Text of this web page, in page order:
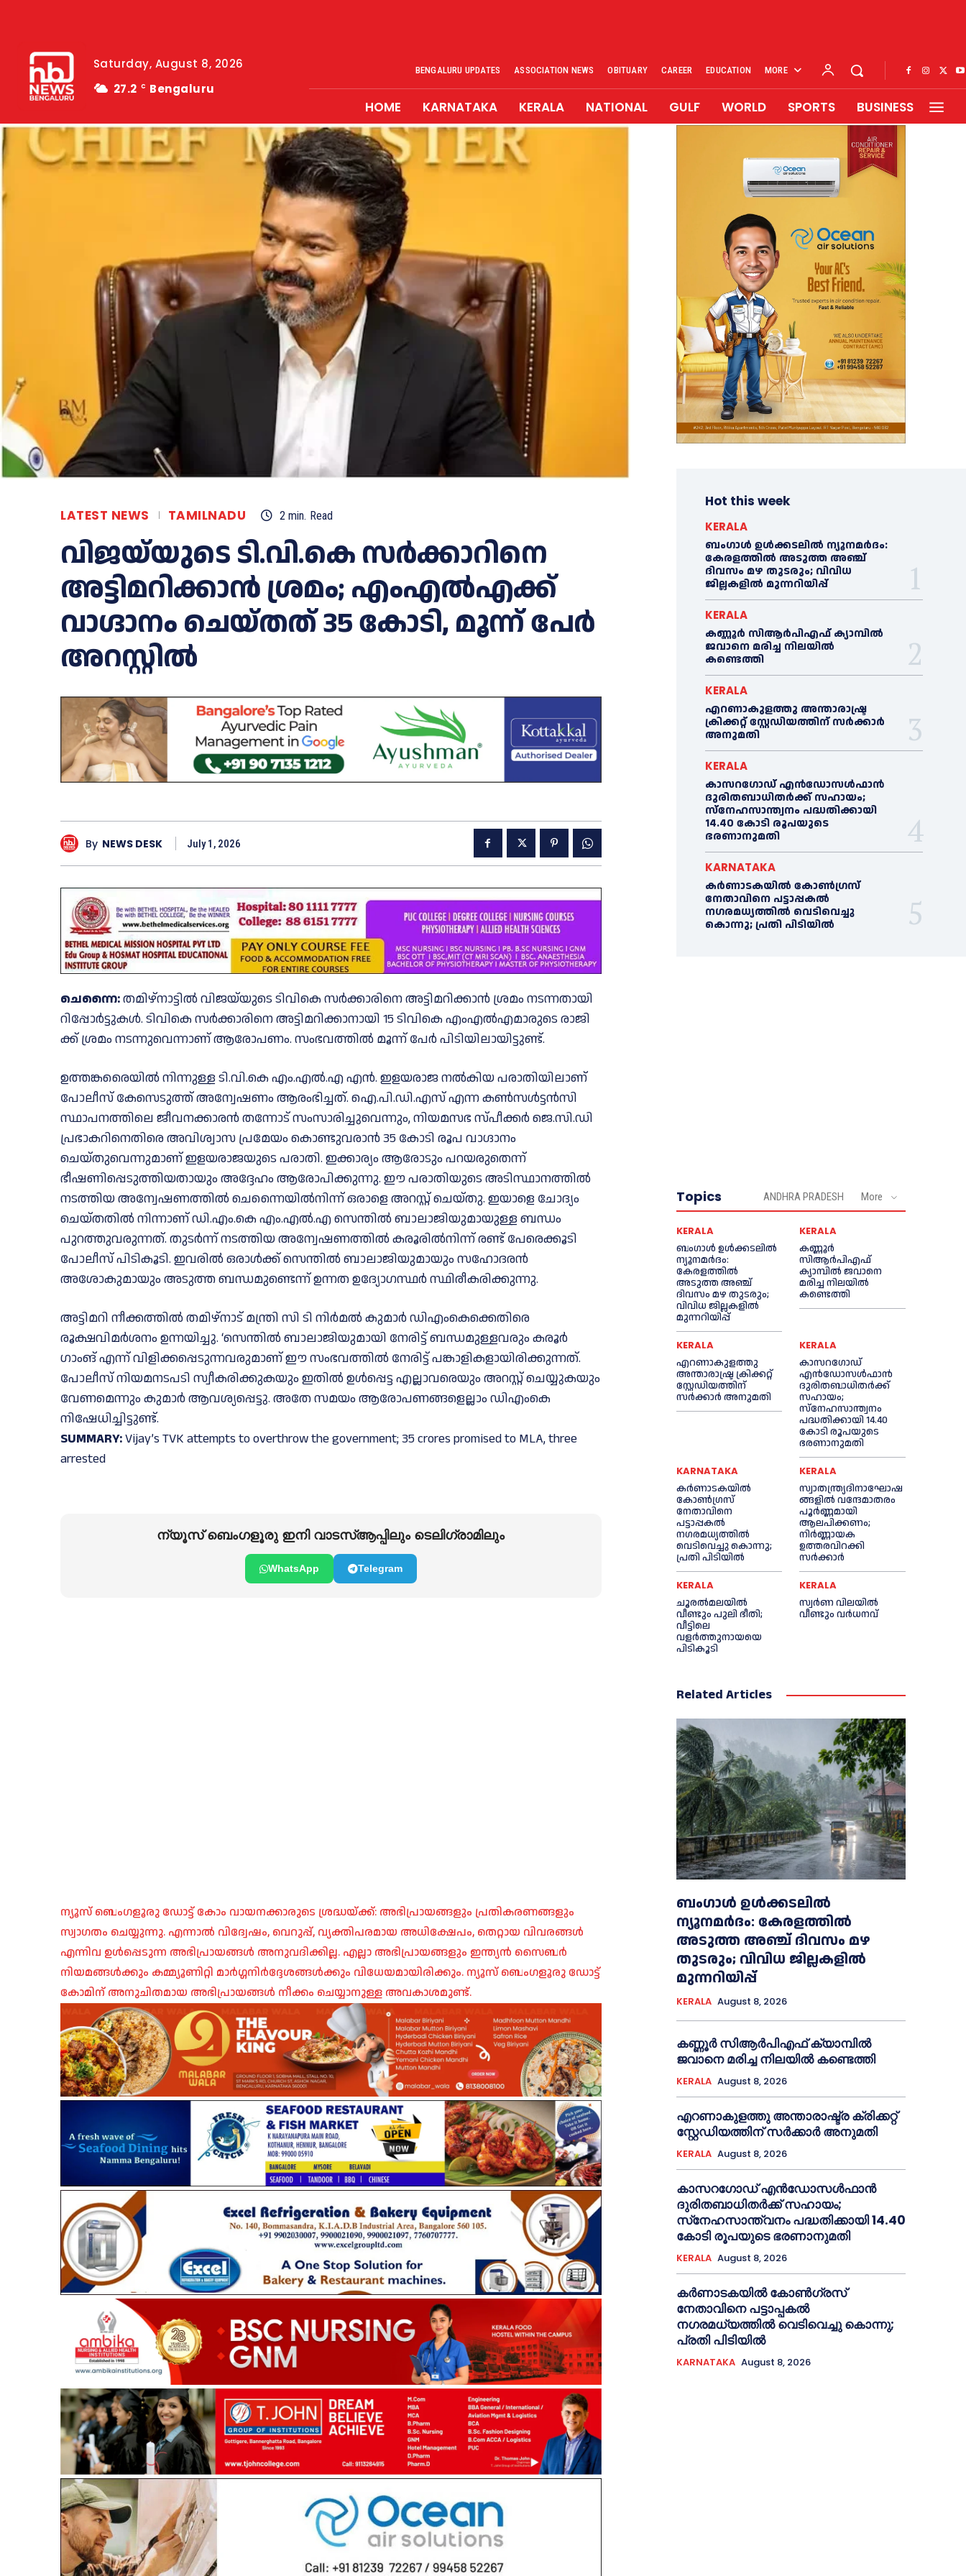
Saturday, August 8, 2026
27.2 C Bengaluru
BENGALURU UPDATES ASSOCIATION NEWS OBITUARY CAREER EDUCATION MORE
HOME KARNATAKA KERALA NATIONAL GULF WORLD SPORTS BUSINESS
LATEST NEWS TAMILNADU 2 min. Read
വിജയ്‌യുടെ ടി.വി.കെ സർക്കാറിനെ
അട്ടിമറിക്കാൻ ശ്രമം; എംഎല്‍എക്ക്
വാഗ്ദാനം ചെയ്തത് 35 കോടി, മൂന്ന് പേര്‍
അറസ്റ്റില്‍
By NEWS DESK July 1, 2026
ചെ​ന്നൈ:ത​മി​ഴ്നാ​ട്ടി​ൽ വി​ജ​യ്‌​യു​ടെ ടി​വി​കെ സ​ർ​ക്കാ​രി​നെ അ​ട്ടി​മ​റി​ക്കാ​ൻ ശ്ര​മം ന​ട​ന്ന​താ​യി
റി​പ്പോ​ർ​ട്ടു​ക​ൾ. ടി​വി​കെ സ​ർ​ക്കാ​രി​നെ അ​ട്ടി​മ​റി​ക്കാ​നാ​യി 15 ടി​വി​കെ എം​എ​ൽ​എ​മാ​രു​ടെ രാ​ജി​
ക്ക് ശ്ര​മം ന​ട​ന്നു​വെ​ന്നാ​ണ് ആ​രോ​പ​ണം. സം​ഭ​വ​ത്തി​ൽ മൂ​ന്ന് പേ​ർ പി​ടി​യി​ലാ​യി​ട്ടു​ണ്ട്.
ഉത്തങ്കരൈയിൽ നിന്നുള്ള ടി.വി.കെ എം.എൽ.എ എൻ. ഇളയരാജ നൽകിയ പരാതിയിലാണ്
പോലീസ് കേസെടുത്ത് അന്വേഷണം ആരംഭിച്ചത്. ഐ.പി.ഡി.എസ് എന്ന കൺസൾട്ടൻസി
സ്ഥാപനത്തിലെ ജീവനക്കാരൻ തന്നോട് സംസാരിച്ചുവെന്നും, നിയമസഭ സ്പീക്കർ ജെ.സി.ഡി
പ്രഭാകറിനെതിരെ അവിശ്വാസ പ്രമേയം കൊണ്ടുവരാൻ 35 കോടി രൂപ വാഗ്ദാനം
ചെയ്തുവെന്നുമാണ് ഇളയരാജയുടെ പരാതി. ഇക്കാര്യം ആരോടും പറയരുതെന്ന്
ഭീഷണിപ്പെടുത്തിയതായും അദ്ദേഹം ആരോപിക്കുന്നു. ഈ പരാതിയുടെ അടിസ്ഥാനത്തിൽ
നടത്തിയ അന്വേഷണത്തിൽ ചെന്നൈയിൽനിന്ന് ഒരാളെ അറസ്റ്റ് ചെയ്തു. ഇയാളെ ചോദ്യം
ചെയ്തതിൽ നിന്നാണ് ഡി.എം.കെ എം.എൽ.എ സെന്തിൽ ബാലാജിയുമായുള്ള ബന്ധം
പുറത്തുവരുന്നത്. തുടർന്ന് നടത്തിയ അന്വേഷണത്തിൽ കരൂരിൽനിന്ന് രണ്ട് പേരെക്കൂടി
പോലീസ് പിടികൂടി. ഇവരില്‍ ഒരാൾക്ക് സെന്തിൽ ബാലാജിയുമായും സഹോദരൻ
അശോകുമായും അടുത്ത ബന്ധമുണ്ടെന്ന് ഉന്നത ഉദ്യോഗസ്ഥർ സ്ഥിരീകരിക്കുന്നു.
അട്ടിമറി നീക്കത്തില്‍ തമിഴ്നാട് മന്ത്രി സി ടി നിര്‍മല്‍ കുമാര്‍ ഡിഎംകെക്കെതിരെ
രൂക്ഷവിമര്‍ശനം ഉന്നയിച്ചു. ‘സെന്തില്‍ ബാലാജിയുമായി നേരിട്ട് ബന്ധമുള്ളവരും കരൂര്‍
ഗാംങ് എന്ന് വിളിക്കപ്പെടുന്നവരുമാണ് ഈ സംഭവത്തില്‍ നേരിട്ട് പങ്കാളികളായിരിക്കുന്നത്.
പോലീസ് നിയമനടപടി സ്വീകരിക്കുകയും ഇതില്‍ ഉള്‍പ്പെട്ട എല്ലാവരെയും അറസ്റ്റ് ചെയ്യുകയും
വേണമെന്നും കുമാര്‍ ആവശ്യപ്പെട്ടു. അതേ സമയം ആരോപണങ്ങളെല്ലാം ഡിഎംകെ
നിഷേധിച്ചിട്ടുണ്ട്.
SUMMARY:Vijay’s TVK attempts to overthrow the government; 35 crores promised to MLA, three
arrested
ന്യൂസ് ബെംഗളൂരു ഇനി വാടസ്ആപ്പിലും ടെലിഗ്രാമിലും
WhatsApp Telegram
ന്യൂസ് ബെംഗളൂരു ഡോട്ട് കോം വായനക്കാരുടെ ശ്രദ്ധയ്ക്ക്: അഭിപ്രായങ്ങളും പ്രതികരണങ്ങളും
സ്വാഗതം ചെയ്യുന്നു. എന്നാൽ വിദ്വേഷം, വെറുപ്പ്, വ്യക്തിപരമായ അധിക്ഷേപം, തെറ്റായ വിവരങ്ങൾ
എന്നിവ ഉൾപ്പെടുന്ന അഭിപ്രായങ്ങൾ അനുവദിക്കില്ല. എല്ലാ അഭിപ്രായങ്ങളും ഇന്ത്യൻ സൈബർ
നിയമങ്ങൾക്കും കമ്മ്യൂണിറ്റി മാർഗ്ഗനിർദ്ദേശങ്ങൾക്കും വിധേയമായിരിക്കും. ന്യൂസ് ബെംഗളൂരു ഡോട്ട്
കോമിന് അനുചിതമായ അഭിപ്രായങ്ങൾ നീക്കം ചെയ്യാനുള്ള അവകാശമുണ്ട്.
Hot this week
KERALA
ബംഗാൾ ഉൾക്കടലിൽ ന്യൂനമർദം:
കേരളത്തിൽ അടുത്ത അഞ്ച്
ദിവസം മഴ തുടരും; വിവിധ
ജില്ലകളിൽ മുന്നറിയിപ്പ്
KERALA
കണ്ണൂര്‍ സിആര്‍പിഎഫ് ക്യാമ്പില്‍
ജവാനെ മരിച്ച നിലയില്‍
കണ്ടെത്തി
KERALA
എറണാകുളത്തു അന്താരാഷ്ട്ര
ക്രിക്കറ്റ് സ്റ്റേഡിയത്തിന് സര്‍ക്കാര്‍
അനുമതി
KERALA
കാസറഗോഡ് എന്‍ഡോസള്‍ഫാന്‍
ദുരിതബാധിതര്‍ക്ക് സഹായം;
സ്‌നേഹസാന്ത്വനം പദ്ധതിക്കായി
14.40 കോടി രൂപയുടെ
ഭരണാനുമതി
KARNATAKA
കർണാടകയിൽ കോണ്‍ഗ്രസ്
നേതാവിനെ പട്ടാപ്പകല്‍
നഗരമധ്യത്തില്‍ വെടിവെച്ചു
കൊന്നു; പ്രതി പിടിയില്‍
Topics ANDHRA PRADESH More
KERALA
ബംഗാൾ ഉൾക്കടലിൽ
ന്യൂനമർദം:
കേരളത്തിൽ
അടുത്ത അഞ്ച്
ദിവസം മഴ തുടരും;
വിവിധ ജില്ലകളിൽ
മുന്നറിയിപ്പ്
KERALA
കണ്ണൂര്‍
സിആര്‍പിഎഫ്
ക്യാമ്പില്‍ ജവാനെ
മരിച്ച നിലയില്‍
കണ്ടെത്തി
KERALA
എറണാകുളത്തു
അന്താരാഷ്ട്ര ക്രിക്കറ്റ്
സ്റ്റേഡിയത്തിന്
സര്‍ക്കാര്‍ അനുമതി
KERALA
കാസറഗോഡ്
എന്‍ഡോസള്‍ഫാന്‍
ദുരിതബാധിതര്‍ക്ക്
സഹായം;
സ്‌നേഹസാന്ത്വനം
പദ്ധതിക്കായി 14.40
കോടി രൂപയുടെ
ഭരണാനുമതി
KARNATAKA
കർണാടകയിൽ
കോണ്‍ഗ്രസ്
നേതാവിനെ
പട്ടാപ്പകല്‍
നഗരമധ്യത്തില്‍
വെടിവെച്ചു കൊന്നു;
പ്രതി പിടിയില്‍
KERALA
സ്വാതന്ത്ര്യദിനാഘോഷ
ങ്ങളില്‍ വന്ദേമാതരം
പൂര്‍ണ്ണമായി
ആലപിക്കണം;
നിര്‍ണ്ണായക
ഉത്തരവിറക്കി
സര്‍ക്കാര്‍
KERALA
ചൂരല്‍മലയില്‍
വീണ്ടും പുലി ഭീതി;
വീട്ടിലെ
വളര്‍ത്തുനായയെ
പിടികൂടി
KERALA
സ്വർണ വിലയില്‍
വീണ്ടും വർധനവ്
Related Articles
ബംഗാൾ ഉൾക്കടലിൽ
ന്യൂനമർദം: കേരളത്തിൽ
അടുത്ത അഞ്ച് ദിവസം മഴ
തുടരും; വിവിധ ജില്ലകളിൽ
മുന്നറിയിപ്പ്
KERALA August 8, 2026
കണ്ണൂര്‍ സിആര്‍പിഎഫ് ക്യാമ്പില്‍
ജവാനെ മരിച്ച നിലയില്‍ കണ്ടെത്തി
KERALA August 8, 2026
എറണാകുളത്തു അന്താരാഷ്ട്ര ക്രിക്കറ്റ്
സ്റ്റേഡിയത്തിന് സര്‍ക്കാര്‍ അനുമതി
KERALA August 8, 2026
കാസറഗോഡ് എന്‍ഡോസള്‍ഫാന്‍
ദുരിതബാധിതര്‍ക്ക് സഹായം;
സ്‌നേഹസാന്ത്വനം പദ്ധതിക്കായി 14.40
കോടി രൂപയുടെ ഭരണാനുമതി
KERALA August 8, 2026
കർണാടകയിൽ കോണ്‍ഗ്രസ്
നേതാവിനെ പട്ടാപ്പകല്‍
നഗരമധ്യത്തില്‍ വെടിവെച്ചു കൊന്നു;
പ്രതി പിടിയില്‍
KARNATAKA August 8, 2026